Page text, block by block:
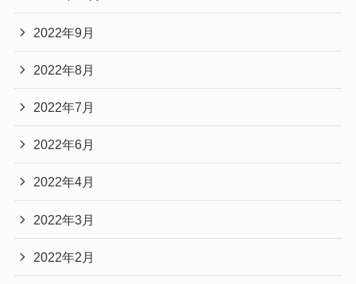
2022年9月
2022年8月
2022年7月
2022年6月
2022年4月
2022年3月
2022年2月